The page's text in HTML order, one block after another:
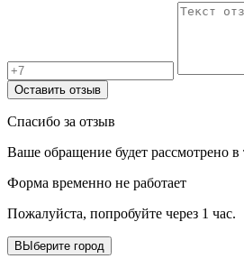
Оставить отзыв
Спасибо за отзыв
Ваше обращение будет рассмотрено в
Форма временно не работает
Пожалуйста, попробуйте через 1 час.
ВЫберите город